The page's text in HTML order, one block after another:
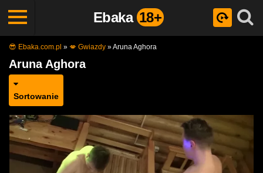
Ebaka 18+
😎 Ebaka.com.pl » 💋 Gwiazdy »Aruna Aghora
Aruna Aghora
Sortowanie